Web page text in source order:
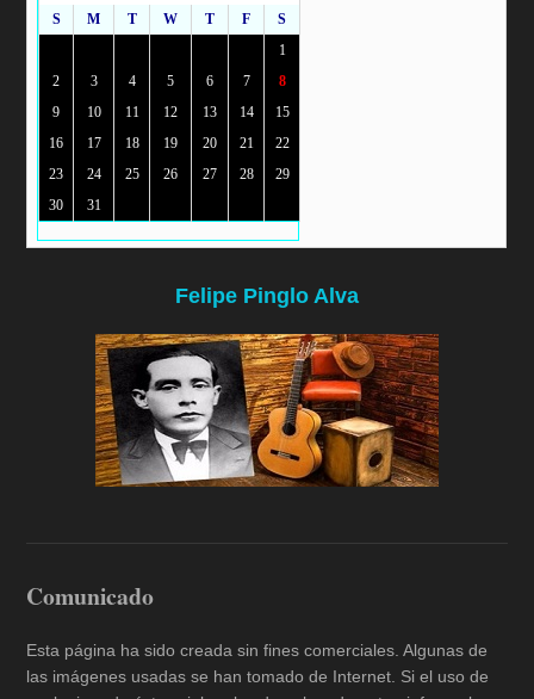
S
M T W T F
S
1
2
3 4 5 6 7
8
9
10 11 12 13 14
15
16
17 18 19 20 21
22
23
24 25 26 27 28
29
30
31
Felipe Pinglo Alva
Comunicado
Esta página ha sido creada sin fines comerciales. Algunas de
las imágenes usadas se han tomado de Internet. Si el uso de